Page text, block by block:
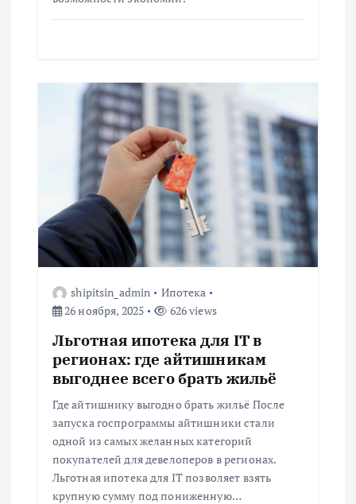
shipitsin_admin
Ипотека
26 ноября, 2025
626 views
Льготная ипотека для IT в
регионах: где айтишникам
выгоднее всего брать жильё
Где айтишнику выгодно брать жильё После
запуска госпрограммы айтишники стали
одной из самых желанных категорий
покупателей для девелоперов в регионах.
Льготная ипотека для IT позволяет взять
крупную сумму под пониженную…